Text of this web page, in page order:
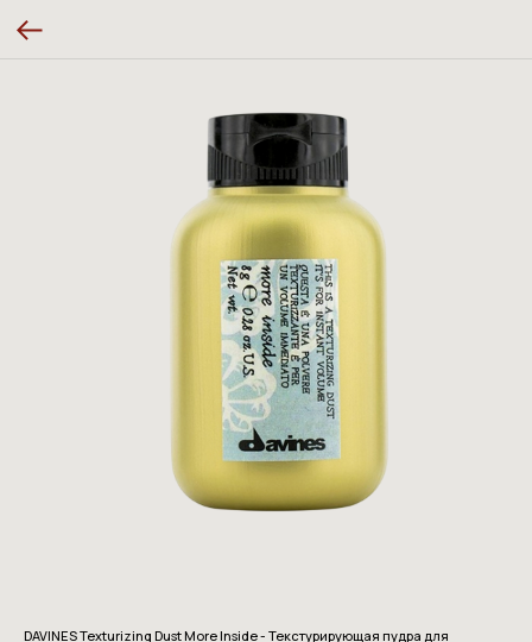
DAVINES Texturizing Dust More Inside - Текстурирующая пудра для